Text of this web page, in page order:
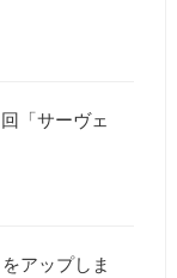
「サーヴェ
アップしま